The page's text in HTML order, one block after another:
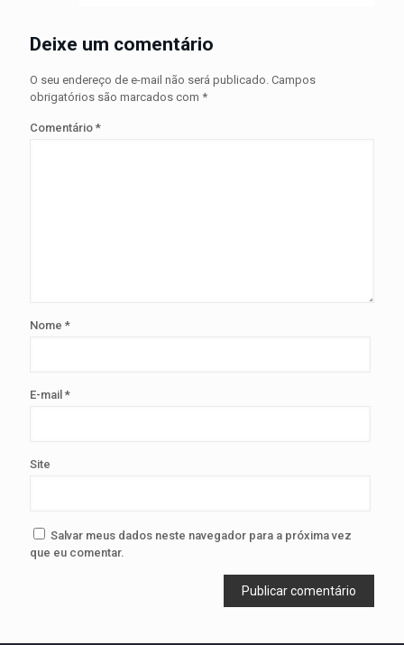
Deixe um comentário
O seu endereço de e-mail não será publicado. Campos
obrigatórios são marcados com *
Comentário *
Nome *
E-mail *
Site
Salvar meus dados neste navegador para a próxima vez
que eu comentar.